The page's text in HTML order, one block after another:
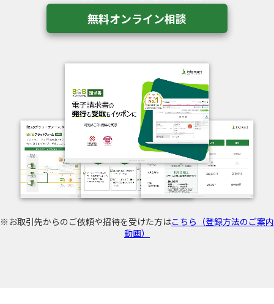
無料オンライン相談
※お取引先からのご依頼や招待を受けた方はこちら（登録方法のご案内
動画）